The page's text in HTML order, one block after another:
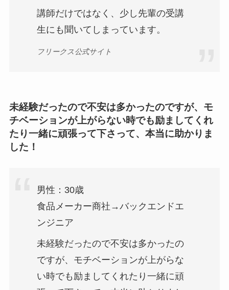
講師だけではなく、少し先輩の受講
生にも聞いてしまっています。
フリークス公式サイト
未経験だったので不安は多かったのですが、モ
チベーションが上がらない時でも励ましてくれ
たり一緒に頑張って下さって、本当に助かりま
した！
男性：30歳
食品メーカー商社→バックエンドエ
ンジニア
未経験だったので不安は多かったの
ですが、モチベーションが上がらな
い時でも励ましてくれたり一緒に頑